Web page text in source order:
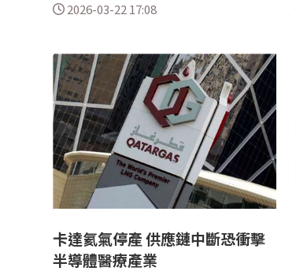
2026-03-22 17:08
卡達氦氣停產 供應鏈中斷恐衝擊
半導體醫療產業